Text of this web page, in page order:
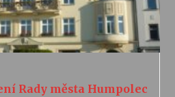
Rady města Humpolec